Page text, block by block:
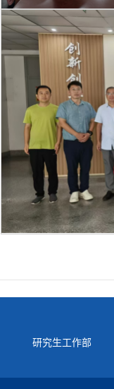
研究生工作部